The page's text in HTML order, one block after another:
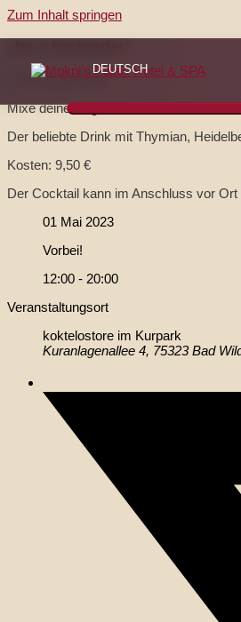
Zum Inhalt springen
DEUTSCH
Mixe deinen eigenen Wild Blue Forest
Der beliebte Drink mit Thymian,
Kosten: 9,50 €
Der Cocktail kann im Anschluss vor
01 Mai 2023
Vorbei!
12:00 - 20:00
Veranstaltungsort
koktelostore im Kurpark
Kuranlagenallee 4, 75323 Bad